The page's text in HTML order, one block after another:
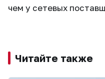
чем у сетевых
Читайте также